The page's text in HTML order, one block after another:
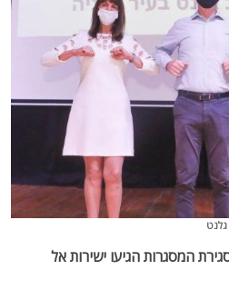
המסגרות הגיעו ישירות אל